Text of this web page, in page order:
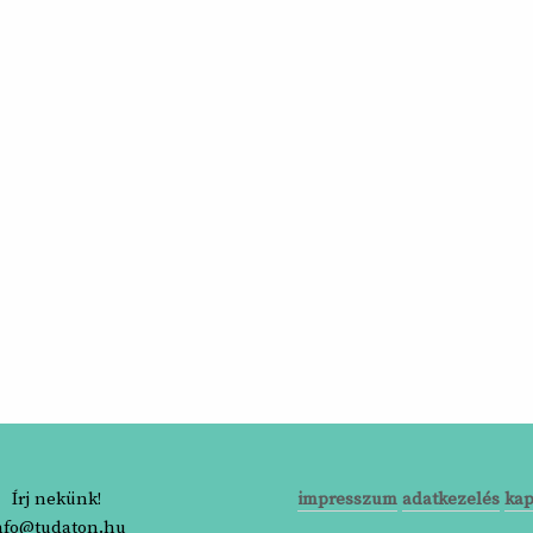
Írj nekünk!
impresszum adatkezelés